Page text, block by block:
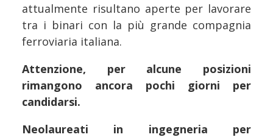
attualmente risultano aperte per lavorare
tra i binari con la più grande compagnia
ferroviaria italiana.
Attenzione, per alcune posizioni
rimangono ancora pochi giorni per
candidarsi.
Neolaureati in ingegneria per